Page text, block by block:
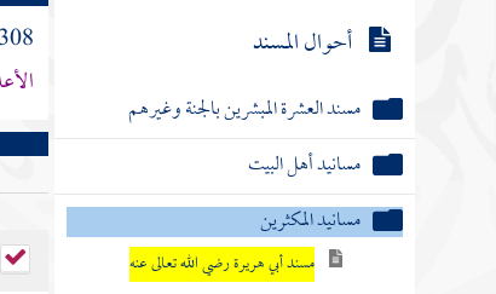
أحوال المسند
مسند العشرة المبشرين بالجنة وغيرهم
مسانيد أهل البيت
مسانيد المكثرين
مسند أبي هريرة رضي الله تعالى عنه
7308 3518 -